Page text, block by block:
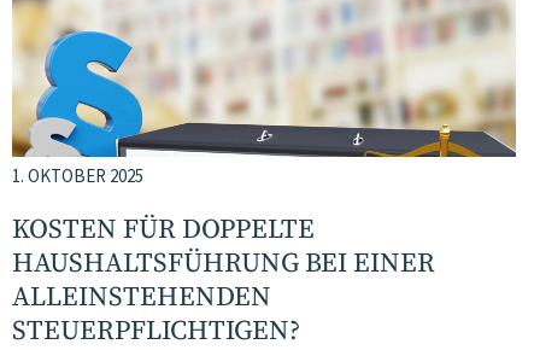
1. OKTOBER 2025
KOSTEN FÜR DOPPELTE
HAUSHALTSFÜHRUNG BEI EINER
ALLEINSTEHENDEN
STEUERPFLICHTIGEN?